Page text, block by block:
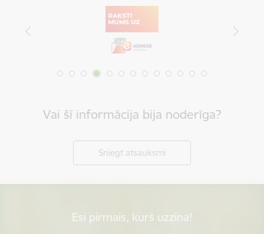
Vai šī informācija bija noderīga?
Sniegt atsauksmi
Esi pirmais, kurš uzzina!